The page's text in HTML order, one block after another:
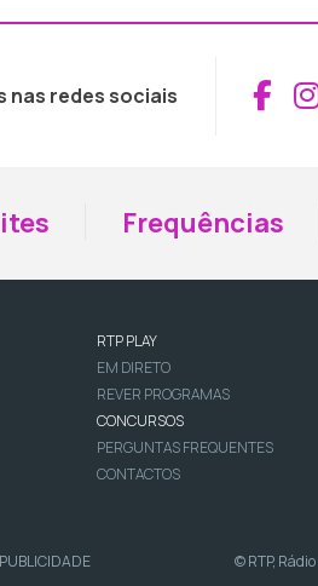
nas redes sociais
Frequências
RTP PLAY
EM DIRETO
REVER PROGRAMAS
CONCURSOS
PERGUNTAS FREQUENTES
CONTACTOS
PUBLICIDADE © RTP,